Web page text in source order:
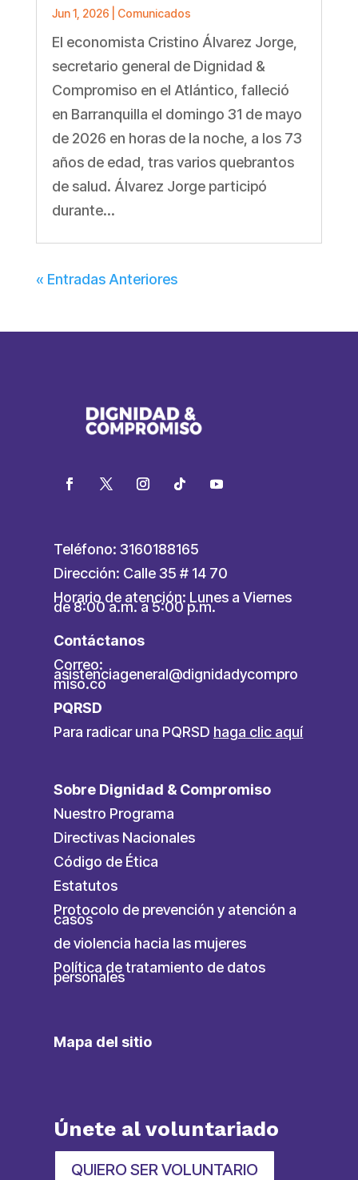
Jun 1, 2026 Comunicados
El economista Cristino Álvarez Jorge,
secretario general de Dignidad &
Compromiso en el Atlántico, falleció
en Barranquilla el domingo 31 de mayo
de 2026 en horas de la noche, a los 73
años de edad, tras varios quebrantos
de salud. Álvarez Jorge participó
durante...
« Entradas Anteriores
Teléfono: 3160188165
Dirección: Calle 35 # 14 70
Horario de atención: Lunes a Viernes
de 8:00 a.m. a 5:00 p.m.
Contáctanos
Correo:
asistenciageneral@dignidadycompro
miso.co
PQRSD
Para radicar una PQRSD haga clic aquí
Sobre Dignidad & Compromiso
Nuestro Programa
Directivas Nacionales
Código de Ética
Estatutos
Protocolo de prevención y atención a
casos
de violencia hacia las mujeres
Política de tratamiento de datos
personales
Mapa del sitio
Únete al voluntariado
QUIERO SER VOLUNTARIO